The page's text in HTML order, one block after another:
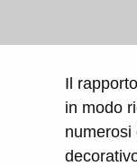
Il
in modo
numerosi